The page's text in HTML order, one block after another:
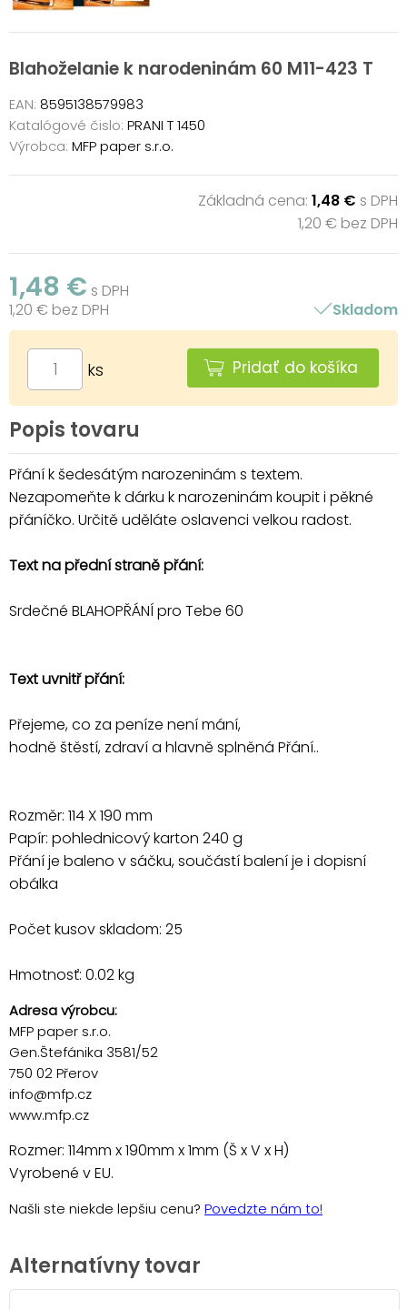
Blahoželanie k narodeninám 60 M11-423 T
EAN: 8595138579983
Katalógové čislo: PRANI T 1450
Výrobca: MFP paper s.r.o.
Základná cena: 1,48 € s DPH
1,20 € bez DPH
1,48 € s DPH
1,20 € bez DPH
Skladom
ks Pridať do košíka
Popis tovaru
Přání k šedesátým narozeninám s textem.
Nezapomeňte k dárku k narozeninám koupit i pěkné
přáníčko. Určitě uděláte oslavenci velkou radost.
Text na přední straně přání:
Srdečné BLAHOPŘÁNÍ pro Tebe 60
Text uvnitř přání:
Přejeme, co za peníze není mání,
hodně štěstí, zdraví a hlavně splněná Přání..
Rozměr: 114 X 190 mm
Papír: pohlednicový karton 240 g
Přání je baleno v sáčku, součástí balení je i dopisní
obálka
Počet kusov skladom: 25
Hmotnosť: 0.02 kg
Adresa výrobcu:
MFP paper s.r.o.
Gen.Štefánika 3581/52
750 02 Přerov
info@mfp.cz
www.mfp.cz
Rozmer: 114mm x 190mm x 1mm (Š x V x H)
Vyrobené v EU.
Našli ste niekde lepšiu cenu? Povedzte nám to!
Alternatívny tovar